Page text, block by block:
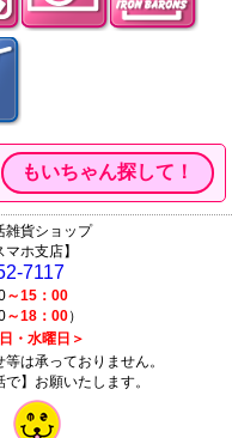
雑貨ショップ
ホ支店】
7117
～15：00
～18：00）
・水曜日＞
は承っておりません。
】お願いたします。